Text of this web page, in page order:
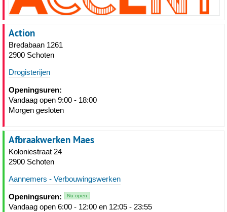
Action
Bredabaan 1261
2900 Schoten
Drogisterijen
Openingsuren:
Vandaag open 9:00 - 18:00
Morgen gesloten
Afbraakwerken Maes
Koloniestraat 24
2900 Schoten
Aannemers - Verbouwingswerken
Openingsuren: Nu open
Vandaag open 6:00 - 12:00 en 12:05 - 23:55